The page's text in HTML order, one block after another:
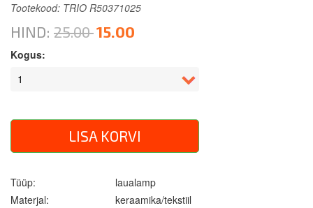
Tootekood: TRIO R50371025
HIND: 25.0015.00
Kogus:
LISA KORVI
Tüüp:
laualamp
Materjal:
keraamika/tekstiil